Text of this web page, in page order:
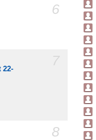
6
22-
8